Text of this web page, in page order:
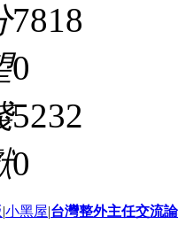
7818
0
5232
0
|小黑屋|台灣整外主任交流